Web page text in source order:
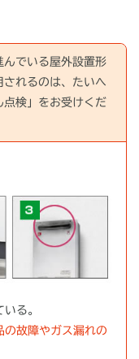
んでいる屋外設置形
れるのは、たいへ
点検」をお受けくだ
る。
の故障やガス漏れの